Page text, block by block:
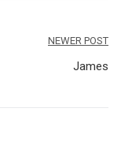
NEWER POST
James